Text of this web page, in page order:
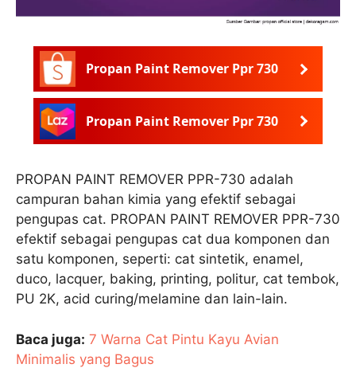
Propan Paint Remover Ppr 730
Propan Paint Remover Ppr 730
PROPAN PAINT REMOVER PPR-730 adalah
campuran bahan kimia yang efektif sebagai
pengupas cat. PROPAN PAINT REMOVER PPR-730
efektif sebagai pengupas cat dua komponen dan
satu komponen, seperti: cat sintetik, enamel,
duco, lacquer, baking, printing, politur, cat tembok,
PU 2K, acid curing/melamine dan lain-lain.
Baca juga: 7 Warna Cat Pintu Kayu Avian
Minimalis yang Bagus